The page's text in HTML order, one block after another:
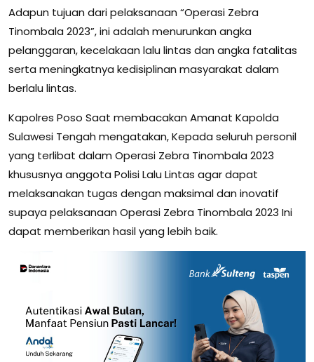
Adapun tujuan dari pelaksanaan “Operasi Zebra
Tinombala 2023”, ini adalah menurunkan angka
pelanggaran, kecelakaan lalu lintas dan angka fatalitas
serta meningkatnya kedisiplinan masyarakat dalam
berlalu lintas.
Kapolres Poso Saat membacakan Amanat Kapolda
Sulawesi Tengah mengatakan, Kepada seluruh personil
yang terlibat dalam Operasi Zebra Tinombala 2023
khususnya anggota Polisi Lalu Lintas agar dapat
melaksanakan tugas dengan maksimal dan inovatif
supaya pelaksanaan Operasi Zebra Tinombala 2023 Ini
dapat memberikan hasil yang lebih baik.